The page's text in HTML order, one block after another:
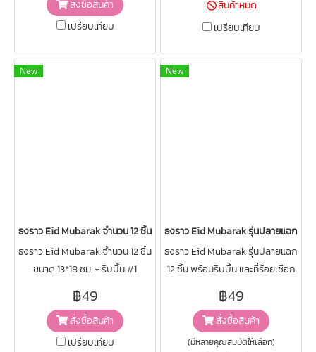
สั่งซื้อสินค้า
เปรียบเทียบ
สินค้าหมด
เปรียบเทียบ
New
ธงราว Eid Mubarak จำนวน 12 ชิ้น ขนาด 13*18 ซม. + ริบบิ้น #1
ธงราว Eid Mubarak จำนวน 12 ชิ้น
ขนาด 13*18 ซม. + ริบบิ้น #1
฿49
สั่งซื้อสินค้า
เปรียบเทียบ
New
ธงราว Eid Mubarak รุ่นปลายแฉก 12
ธงราว Eid Mubarak รุ่นปลายแฉก
12 ชิ้น พร้อมริบบิ้น และที่ร้อยเชือก
กระดาษแข็ง อย่างดี
฿49
สั่งซื้อสินค้า
(มีหลายคุณสมบัติให้เลือก)